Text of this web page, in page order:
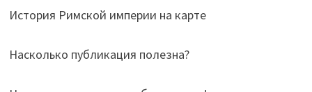
История Римской империи на карте
Насколько публикация полезна?